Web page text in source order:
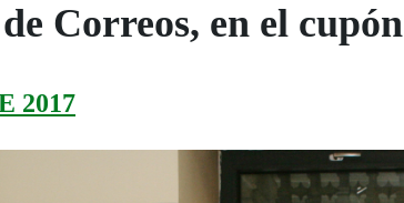
Correos, en el cupón
2017